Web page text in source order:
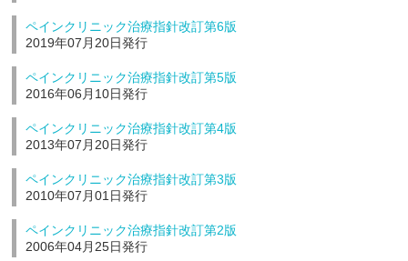
ペインクリニック治療指針改訂第6版
2019年07月20日発行
ペインクリニック治療指針改訂第5版
2016年06月10日発行
ペインクリニック治療指針改訂第4版
2013年07月20日発行
ペインクリニック治療指針改訂第3版
2010年07月01日発行
ペインクリニック治療指針改訂第2版
2006年04月25日発行